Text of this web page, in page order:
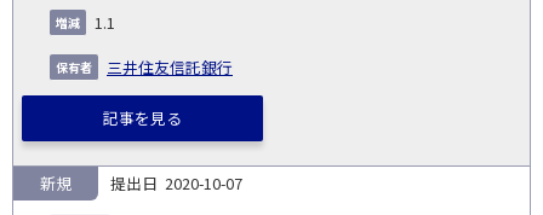
1.1
三井住友信託銀行
記事を見る
2020-10-07
新規